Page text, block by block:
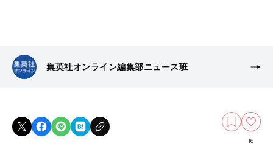
集英社オンライン編集部ニュース班
16